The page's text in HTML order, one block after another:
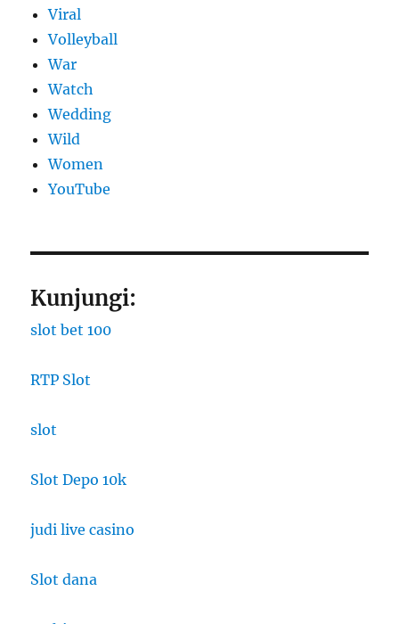
Viral
Volleyball
War
Watch
Wedding
Wild
Women
YouTube
Kunjungi:
slot bet 100
RTP Slot
slot
Slot Depo 10k
judi live casino
Slot dana